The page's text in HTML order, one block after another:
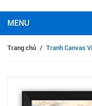
Trang chủ / Tranh Canvas